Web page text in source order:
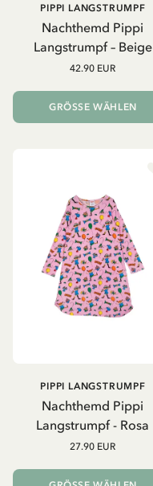
Nachthemd Pippi
Langstrumpf – Beige
PIPPI LANGSTRUMPF
42.90 EUR
GRÖSSE WÄHLEN
Nachthemd Pippi
Langstrumpf - Rosa
PIPPI LANGSTRUMPF
27.90 EUR